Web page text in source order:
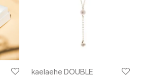
kaelaehe DOUBLE